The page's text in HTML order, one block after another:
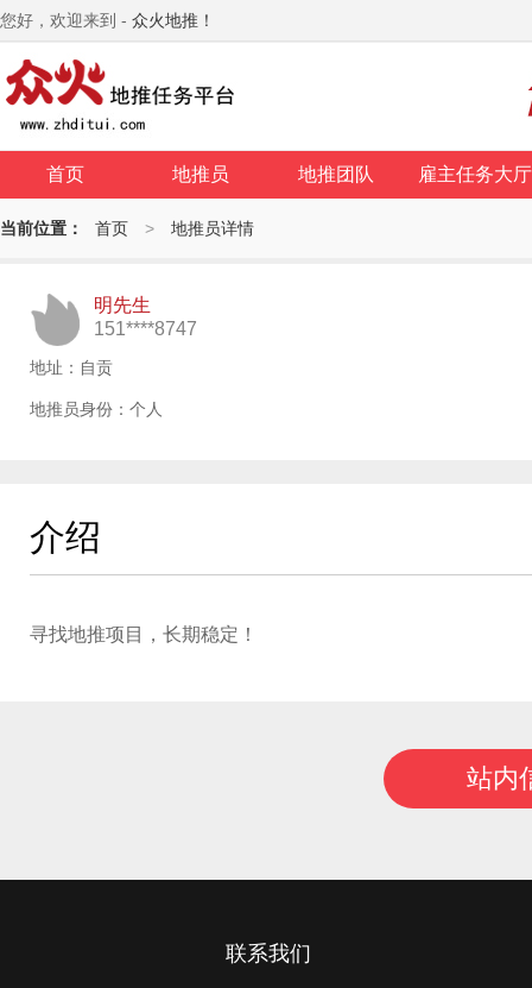
您好，欢迎来到 - 众火地推！
首页 地推员 地推团队 雇主任务大厅
当前位置： 首页 > 地推员详情
明先生
151****8747
地址：自贡
地推员身份：个人
介绍
寻找地推项目，长期稳定！
站内
联系我们